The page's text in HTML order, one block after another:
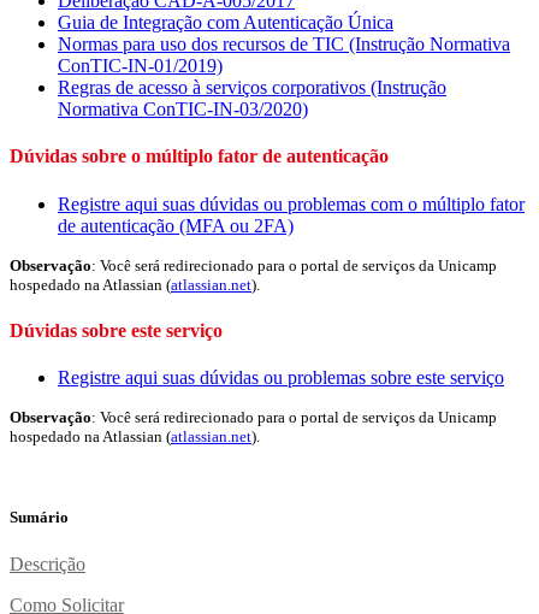
Guia de Integração com Autenticação Única
Normas para uso dos recursos de TIC (Instrução Normativa
ConTIC-IN-01/2019)
Regras de acesso à serviços corporativos (Instrução
Normativa ConTIC-IN-03/2020)
Dúvidas sobre o múltiplo fator de autenticação
Registre aqui suas dúvidas ou problemas com o múltiplo fator
de autenticação (MFA ou 2FA)
Observação: Você será redirecionado para o portal de serviços da Unicamp
hospedado na Atlassian (atlassian.net).
Dúvidas sobre este serviço
Registre aqui suas dúvidas ou problemas sobre este serviço
Observação: Você será redirecionado para o portal de serviços da Unicamp
hospedado na Atlassian (atlassian.net).
Sumário
Descrição
Como Solicitar